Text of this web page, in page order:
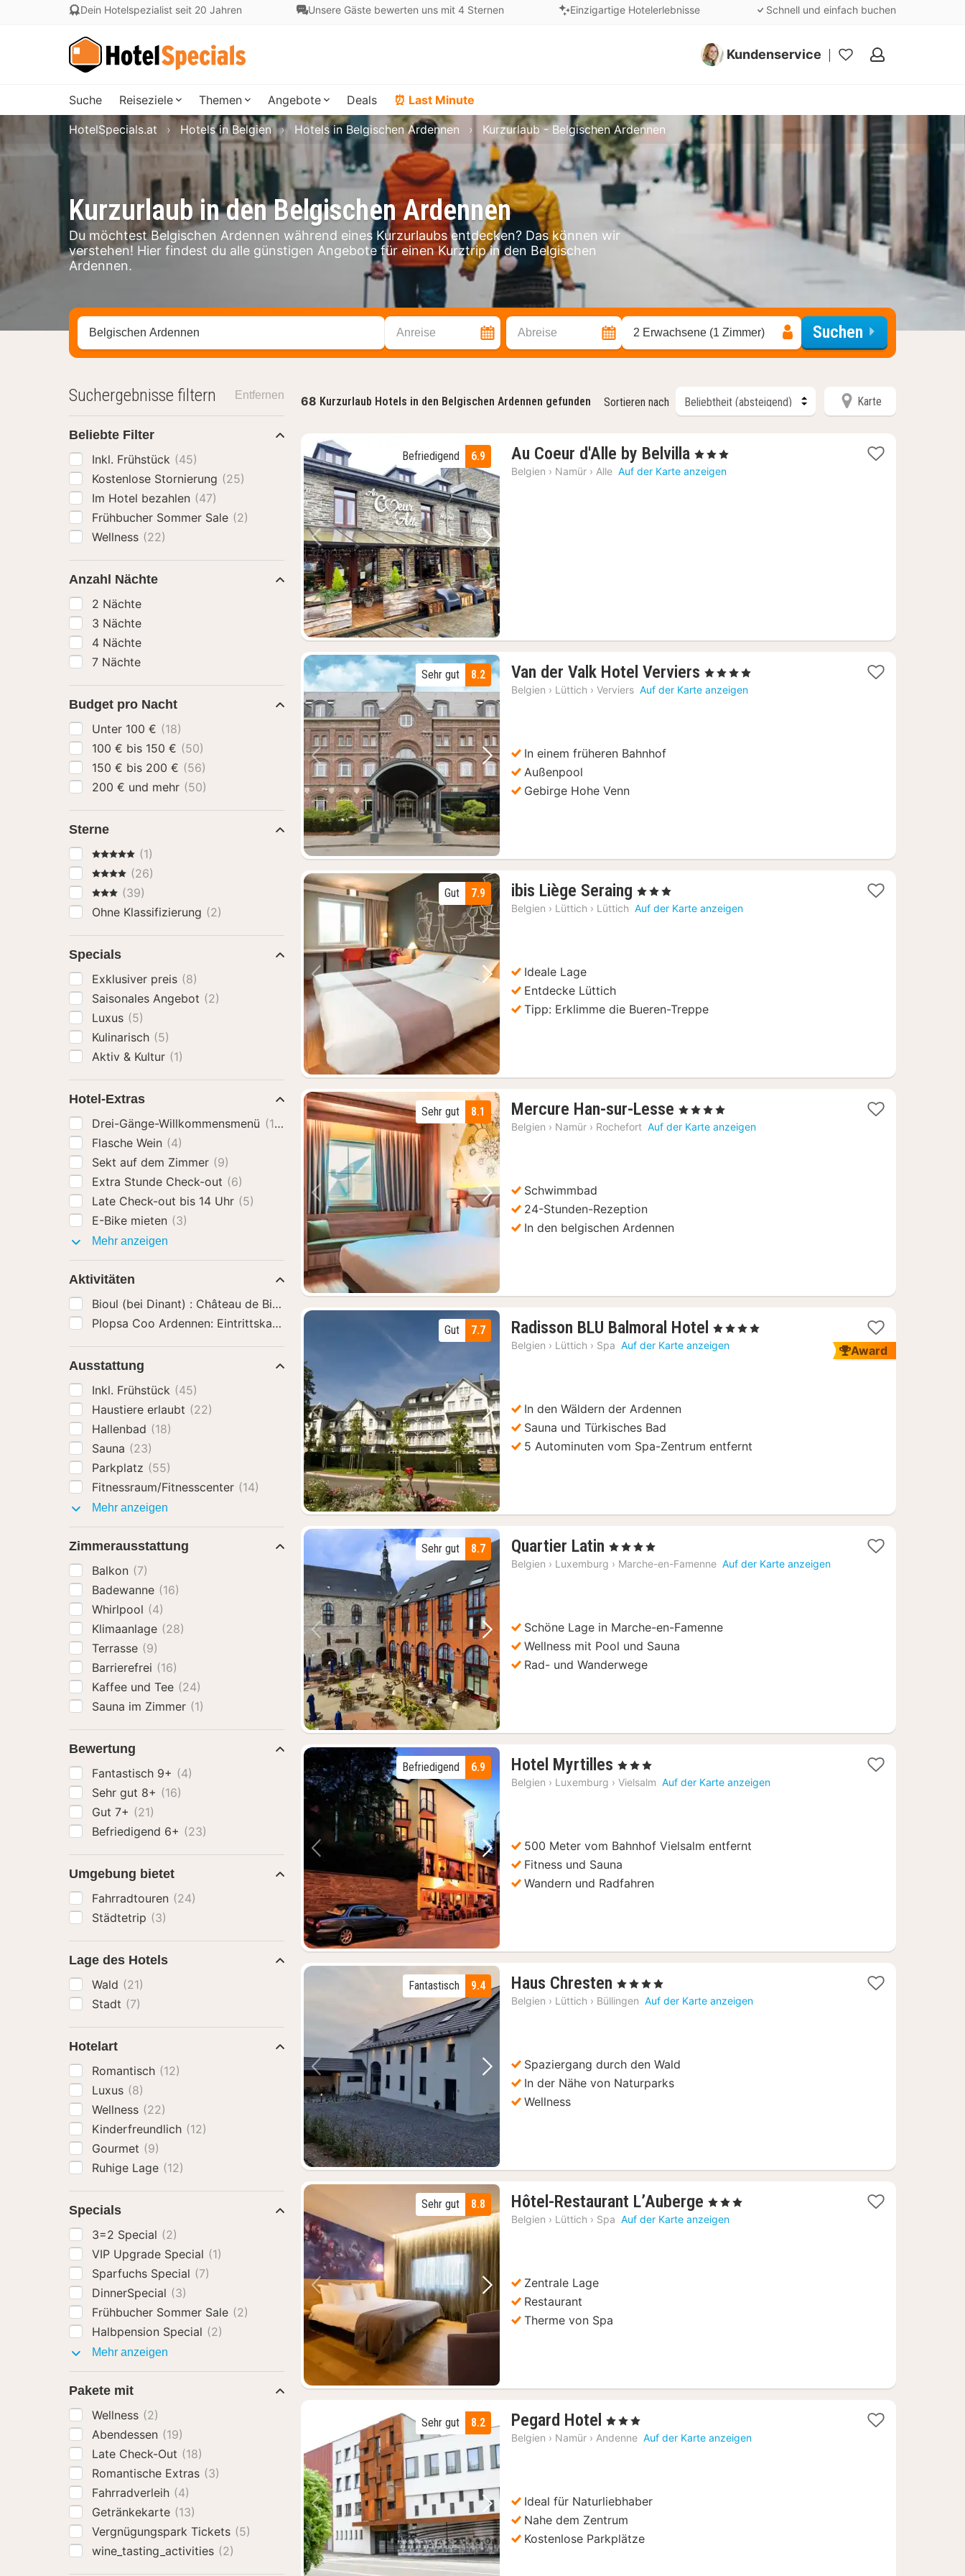
Dein Hotelspezialist seit 20 Jahren Unsere Gäste bewerten uns mit 4 Sternen Einzigartige Hotelerlebnisse Schnell und einfach buchen
Kundenservice
Meine
Suche Reiseziele Themen Angebote Deals ⏰ Last Minute
Kurzurlaub in den Belgischen Ardennen
Du möchtest Belgischen Ardennen während eines Kurzurlaubs entdecken? Das können wir
verstehen! Hier findest du alle günstigen Angebote für einen Kurztrip in den Belgischen
Ardennen.
HotelSpecials.at Hotels in Belgien Hotels in Belgischen Ardennen Kurzurlaub - Belgischen Ardennen
Stadt, Region oder Hotel suchen Anreise Abreise 2 Erwachsene (1 Zimmer) Suchen
68 Kurzurlaub Hotels in den Belgischen Ardennen gefunden Sortieren nach Karte
Vorheriges Bild Nächstes Bild
6.9
Befriedigend Au Coeur d'Alle by Belvilla 2
Nächte
, 3 Sterne
Belgien › Namür › Alle Auf der Karte anzeigen
Vorheriges Bild Nächstes Bild
8.2
Sehr gut Van der Valk Hotel Verviers 1
Nacht
, 4 Sterne
Belgien › Lüttich › Verviers Auf der Karte anzeigen
In einem früheren Bahnhof
Außenpool
Gebirge Hohe Venn
Vorheriges Bild Nächstes Bild
7.9
Gut ibis Liège Seraing 1
Nacht
, 3 Sterne
Belgien › Lüttich › Lüttich Auf der Karte anzeigen
Ideale Lage
Entdecke Lüttich
Tipp: Erklimme die Bueren-Treppe
Vorheriges Bild Nächstes Bild
8.1
Sehr gut Mercure Han-sur-Lesse 1
Nacht
, 4 Sterne
Belgien › Namür › Rochefort Auf der Karte anzeigen
Schwimmbad
24-Stunden-Rezeption
In den belgischen Ardennen
Award
Vorheriges Bild Nächstes Bild
7.7
Gut Radisson BLU Balmoral Hotel 1
Nacht
, 4 Sterne
Belgien › Lüttich › Spa Auf der Karte anzeigen
In den Wäldern der Ardennen
Sauna und Türkisches Bad
5 Autominuten vom Spa-Zentrum entfernt
Vorheriges Bild Nächstes Bild
8.7
Sehr gut Quartier Latin 3
Nächte
, 4 Sterne
Belgien › Luxemburg › Marche-en-Famenne Auf der Karte anzeigen
Schöne Lage in Marche-en-Famenne
Wellness mit Pool und Sauna
Rad- und Wanderwege
Vorheriges Bild Nächstes Bild
6.9
Befriedigend Hotel Myrtilles 1
Nacht
, 3 Sterne
Belgien › Luxemburg › Vielsalm Auf der Karte anzeigen
500 Meter vom Bahnhof Vielsalm entfernt
Fitness und Sauna
Wandern und Radfahren
Vorheriges Bild Nächstes Bild
9.4
Fantastisch Haus Chresten 2
Nächte
, 4 Sterne
Belgien › Lüttich › Büllingen Auf der Karte anzeigen
Spaziergang durch den Wald
In der Nähe von Naturparks
Wellness
Vorheriges Bild Nächstes Bild
8.8
Sehr gut Hôtel-Restaurant L’Auberge 1
Nacht
, 3 Sterne
Belgien › Lüttich › Spa Auf der Karte anzeigen
Zentrale Lage
Restaurant
Therme von Spa
Vorheriges Bild Nächstes Bild
8.2
Sehr gut Pegard Hotel 1
Nacht
, 3 Sterne
Belgien › Namür › Andenne Auf der Karte anzeigen
Ideal für Naturliebhaber
Nahe dem Zentrum
Kostenlose Parkplätze
Suchergebnisse filtern Entfernen
Beliebte Filter
Inkl. Frühstück (45)
Kostenlose Stornierung (25)
Im Hotel bezahlen (47)
Frühbucher Sommer Sale (2)
Wellness (22)
Anzahl Nächte
2 Nächte
3 Nächte
4 Nächte
7 Nächte
Budget pro Nacht
Unter 100 € (18)
100 € bis 150 € (50)
150 € bis 200 € (56)
200 € und mehr (50)
Sterne
5 Sterne (1)
4 Sterne(26)
3 Sterne
(39)
Ohne Klassifizierung (2)
Specials
Exklusiver preis (8)
Saisonales Angebot (2)
Luxus (5)
Kulinarisch (5)
Aktiv & Kultur (1)
Hotel-Extras
Drei-Gänge-Willkommensmenü (11)
Flasche Wein (4)
Sekt auf dem Zimmer (9)
Extra Stunde Check-out (6)
Late Check-out bis 14 Uhr (5)
E-Bike mieten (3)
Mehr anzeigen
Aktivitäten
Plopsa Coo Ardennen: Eintrittskarte
Ausstattung
Inkl. Frühstück (45)
Haustiere erlaubt (22)
Hallenbad (18)
Sauna (23)
Parkplatz (55)
Fitnessraum/Fitnesscenter (14)
Mehr anzeigen
Zimmerausstattung
Balkon (7)
Badewanne (16)
Whirlpool (4)
Klimaanlage (28)
Terrasse (9)
Barrierefrei (16)
Kaffee und Tee (24)
Sauna im Zimmer (1)
Bewertung
Fantastisch 9+ (4)
Sehr gut 8+ (16)
Gut 7+ (21)
Befriedigend 6+ (23)
Umgebung bietet
Fahrradtouren (24)
Städtetrip (3)
Lage des Hotels
Wald (21)
Stadt (7)
Hotelart
Romantisch (12)
Luxus (8)
Wellness (22)
Kinderfreundlich (12)
Gourmet (9)
Ruhige Lage (12)
Specials
3=2 Special (2)
VIP Upgrade Special (1)
Sparfuchs Special (7)
DinnerSpecial (3)
Frühbucher Sommer Sale (2)
Halbpension Special (2)
Mehr anzeigen
Pakete mit
Wellness (2)
Abendessen (19)
Late Check-Out (18)
Romantische Extras (3)
Fahrradverleih (4)
Getränkekarte (13)
Vergnügungspark Tickets (5)
wine_tasting_activities (2)